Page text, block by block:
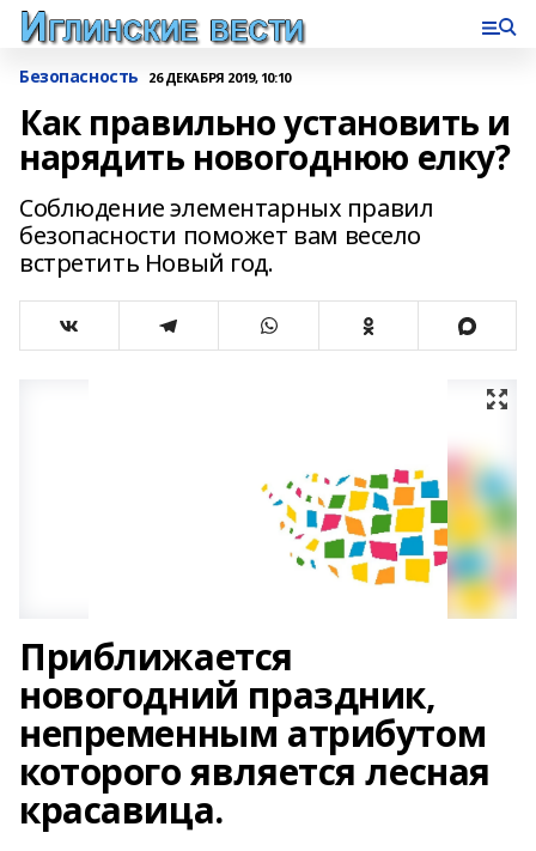
Безопасность 26 ДЕКАБРЯ 2019, 10:10
Как правильно установить и
нарядить новогоднюю елку?
Соблюдение элементарных правил
безопасности поможет вам весело
встретить Новый год.
Приближается
новогодний праздник,
непременным атрибутом
которого является лесная
красавица.